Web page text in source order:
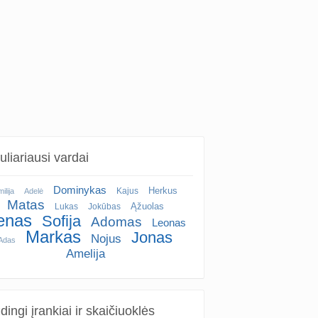
vardai
Adelė Dominykas Kajus Herkus
Matas Lukas Jokūbas Ąžuolas
Sofija Adomas Leonas
Markas Nojus Jonas
Amelija
įrankiai ir skaičiuoklės